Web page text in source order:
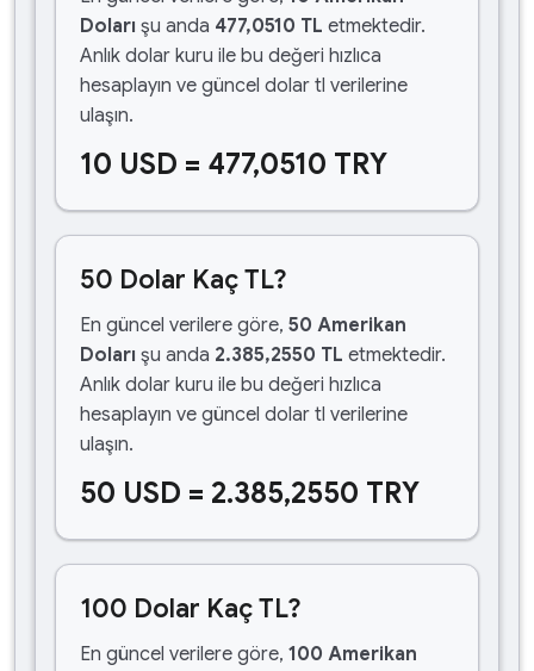
Doları şu anda 477,0510 TL etmektedir.
Anlık dolar kuru ile bu değeri hızlıca
hesaplayın ve güncel dolar tl verilerine
ulaşın.
10 USD = 477,0510 TRY
50 Dolar Kaç TL?
En güncel verilere göre, 50 Amerikan
Doları şu anda 2.385,2550 TL etmektedir.
Anlık dolar kuru ile bu değeri hızlıca
hesaplayın ve güncel dolar tl verilerine
ulaşın.
50 USD = 2.385,2550 TRY
100 Dolar Kaç TL?
En güncel verilere göre, 100 Amerikan